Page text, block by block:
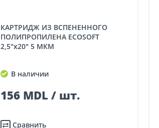
КАРТРИДЖ ИЗ ВСПЕНЕННОГО
ПОЛИПРОПИЛЕНА ECOSOFT
2,5"x20" 5 МКМ
В наличии
156 MDL / шт.
Сравнить